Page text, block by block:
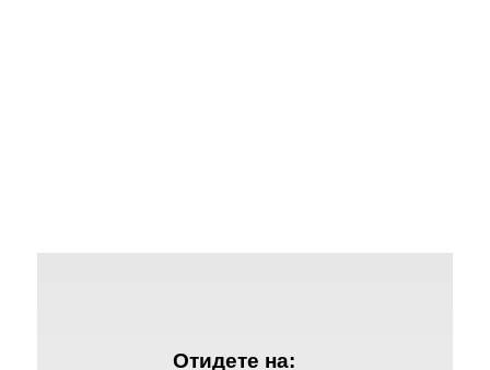
Отидете на: